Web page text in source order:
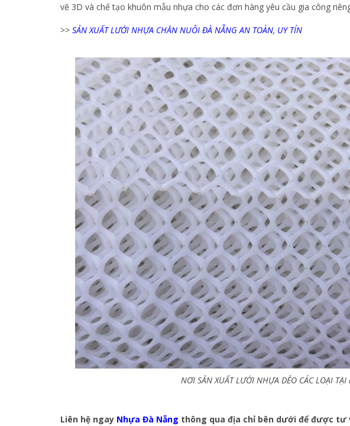
vẽ 3D và chế tạo khuôn mẫu nhựa cho các đơn hàng yêu cầu gia công
>> SẢN XUẤT LƯỚI NHỰA CHĂN NUÔI ĐÀ NẴNG AN TOÀN, UY TÍN
NƠI SẢN XUẤT LƯỚI NHỰA DẺO CÁC LOẠI
Liên hệ ngay Nhựa Đà Nẵng thông qua địa chỉ bên dưới để được tư